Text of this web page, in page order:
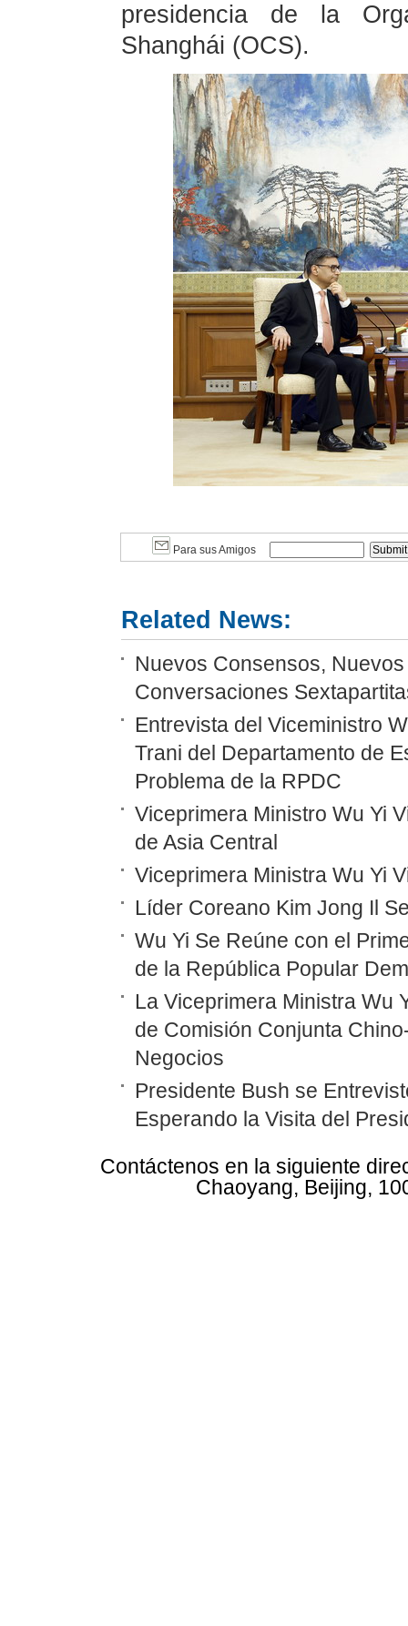
presidencia de la
Shanghái (OCS).
Para sus Amigos
Related News:
Nuevos Consensos,
Conversaciones
Entrevista del Viceministro
Trani del Departamento de
Problema de la RPDC
Viceprimera Ministro Wu Yi
de Asia Central
Viceprimera Ministra Wu Yi
Líder Coreano Kim Jong Il
Wu Yi Se Reúne con el
de la República Popular
La Viceprimera Ministra Wu
de Comisión Conjunta
Negocios
Presidente Bush se
Esperando la Visita del
Contáctenos en la siguiente
Chaoyang, Beijing,